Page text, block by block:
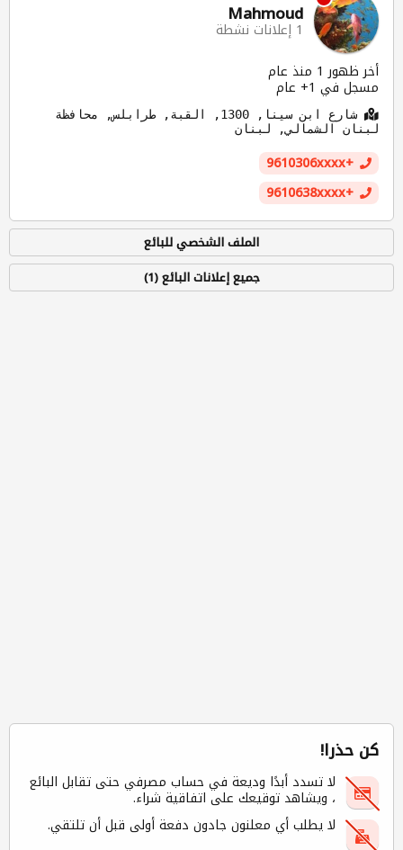
Mahmoud
1 إعلانات نشطة
أخر ظهور 1 منذ عام
مسجل في 1+ عام
شارع ابن سينا, 1300, القبة, طرابلس, محافظة
لبنان الشمالي, لبنان
+9610306xxxx
+9610638xxxx
الملف الشخصي للبائع
جميع إعلانات البائع (1)
كن حذرا!
لا تسدد أبدًا وديعة في حساب مصرفي حتى تقابل البائع
، ويشاهد توقيعك على اتفاقية شراء.
لا يطلب أي معلنون جادون دفعة أولى قبل أن تلتقي.